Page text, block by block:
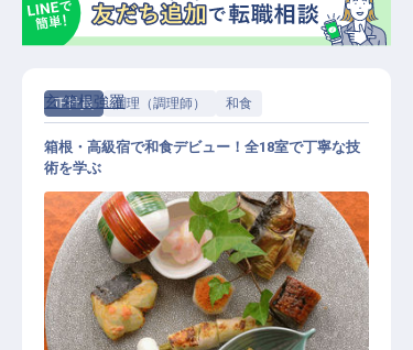
正社員 調理（調理師） 和食
和食調理│未経験歓迎！／箱根の高
玄 箱根強羅
箱根・高級宿で和食デビュー！全18室で丁寧な技
術を学ぶ